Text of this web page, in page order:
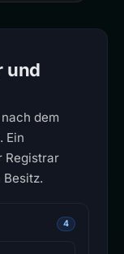
und
dem
Ein
Registrar
Besitz.
4